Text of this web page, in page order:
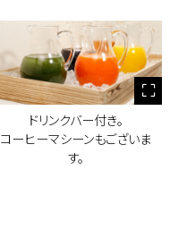
ドリンクバー付き。
コーヒーマシーンもございま
す。